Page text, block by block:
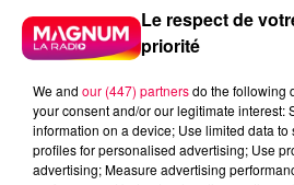
Le respect de
priorité
We and our (447) partnersdo the following
your consent and/or our legitimate interest:
information on a device; Use limited data
profiles for personalised advertising; Use
advertising; Measure advertising